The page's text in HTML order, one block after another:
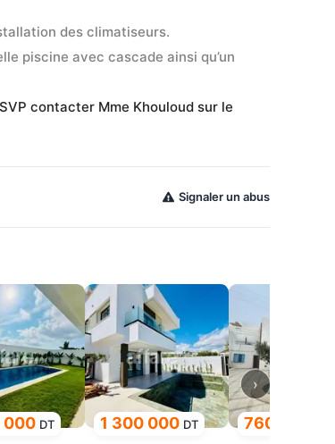
des climatiseurs.
piscine avec cascade ainsi qu’un
contacter Mme Khouloud sur le
Signaler un abus
000 DT 1 300 000 DT 760 000
›